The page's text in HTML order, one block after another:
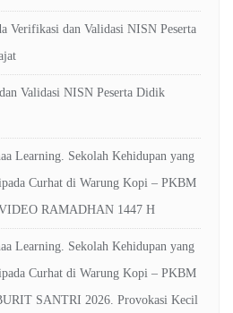
Verifikasi dan Validasi NISN Peserta
Validasi NISN Peserta Didik
Learning. Sekolah Kehidupan yang
Curhat di Warung Kopi – PKBM
RAMADHAN 1447 H
Learning. Sekolah Kehidupan yang
Curhat di Warung Kopi – PKBM
SANTRI 2026. Provokasi Kecil